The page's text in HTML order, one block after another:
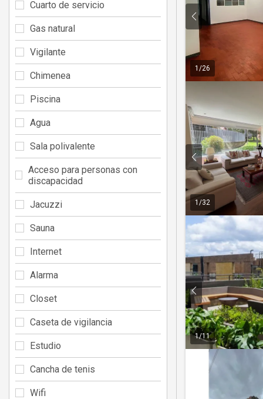
1 /26
1 /32
1/11
Cuarto de servicio
Gas natural
Vigilante
Chimenea
Piscina
Agua
Sala polivalente
Acceso para personas con
discapacidad
Jacuzzi
Sauna
Internet
Alarma
Closet
Caseta de vigilancia
Estudio
Cancha de tenis
Wifi